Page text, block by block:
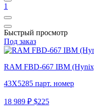
1
Быстрый просмотр
Под заказ
RAM FBD-667 IBM
43X5285 парт. номер
18 989 ₽ $225